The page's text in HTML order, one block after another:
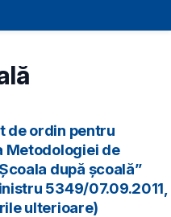
de ordin pentru
Metodologiei de
după școală”
5349/07.09.2011,
ulterioare)